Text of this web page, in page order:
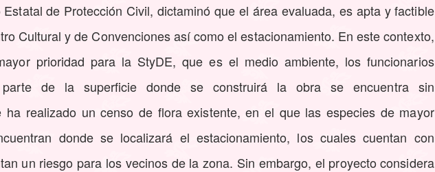
de Protección Civil, dictaminó que el área evaluada, es apta y factible
Cultural y de Convenciones así como el estacionamiento. En este contexto,
prioridad para la StyDE, que es el medio ambiente, los funcionarios
de la superficie donde se construirá la obra se encuentra sin
ha realizado un censo de flora existente, en el que las especies de mayor
donde se localizará el estacionamiento, los cuales cuentan con
un riesgo para los vecinos de la zona. Sin embargo, el proyecto considera